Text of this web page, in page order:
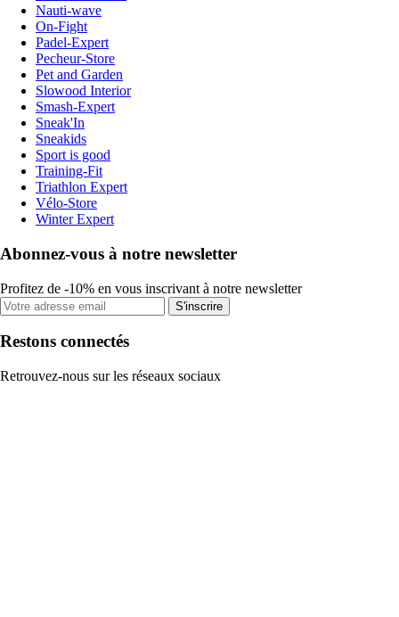
Nauti-wave
On-Fight
Padel-Expert
Pecheur-Store
Pet and Garden
Slowood Interior
Smash-Expert
Sneak'In
Sneakids
Sport is good
Training-Fit
Triathlon Expert
Vélo-Store
Winter Expert
Abonnez-vous à notre newsletter
Profitez de -10% en vous inscrivant à notre newsletter
S'inscrire
Restons connectés
Retrouvez-nous sur les réseaux sociaux